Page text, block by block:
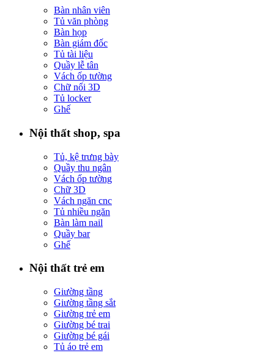
Bàn nhân viên
Tủ văn phòng
Bàn họp
Bàn giám đốc
Tủ tài liệu
Quầy lễ tân
Vách ốp tường
Chữ nổi 3D
Tủ locker
Ghế
Nội thất shop, spa
Tủ, kệ trưng bày
Quầy thu ngân
Vách ốp tường
Chữ 3D
Vách ngăn cnc
Tủ nhiều ngăn
Bàn làm nail
Quầy bar
Ghế
Nội thất trẻ em
Giường tầng
Giường tầng sắt
Giường trẻ em
Giường bé trai
Giường bé gái
Tủ áo trẻ em